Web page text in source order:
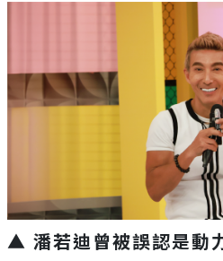
▲ 潘若迪曾被誤認是動